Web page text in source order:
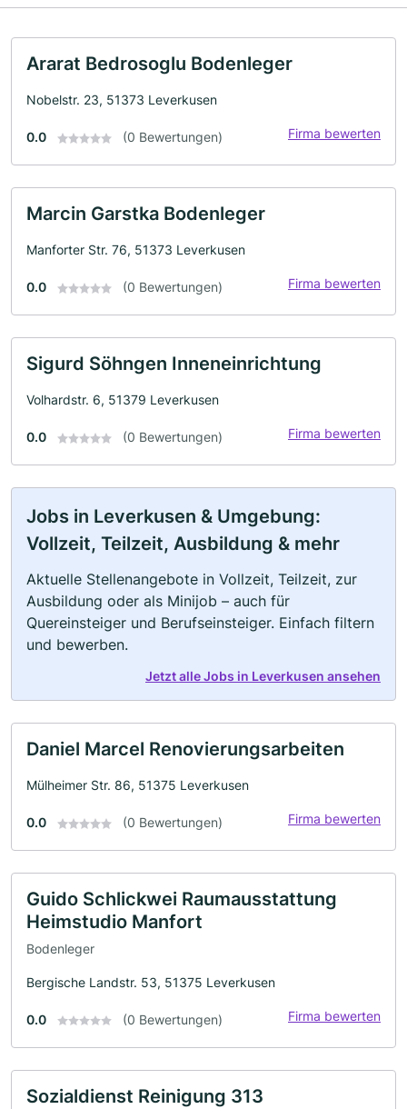
Ararat Bedrosoglu Bodenleger
Nobelstr. 23, 51373 Leverkusen
0.0 (0 Bewertungen) Firma bewerten
Marcin Garstka Bodenleger
Manforter Str. 76, 51373 Leverkusen
0.0 (0 Bewertungen) Firma bewerten
Sigurd Söhngen Inneneinrichtung
Volhardstr. 6, 51379 Leverkusen
0.0 (0 Bewertungen) Firma bewerten
Jobs in Leverkusen & Umgebung:
Vollzeit, Teilzeit, Ausbildung & mehr
Aktuelle Stellenangebote in Vollzeit, Teilzeit, zur
Ausbildung oder als Minijob – auch für
Quereinsteiger und Berufseinsteiger. Einfach filtern
und bewerben.
Jetzt alle Jobs in Leverkusen ansehen
Daniel Marcel Renovierungsarbeiten
Mülheimer Str. 86, 51375 Leverkusen
0.0 (0 Bewertungen) Firma bewerten
Guido Schlickwei Raumausstattung
Heimstudio Manfort
Bodenleger
Bergische Landstr. 53, 51375 Leverkusen
0.0 (0 Bewertungen) Firma bewerten
Sozialdienst Reinigung 313